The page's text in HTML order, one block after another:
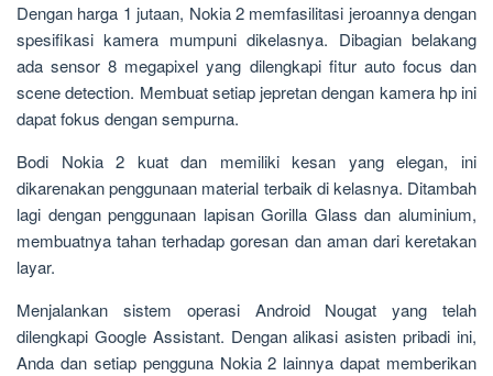
Dengan harga 1 jutaan, Nokia 2 memfasilitasi jeroannya dengan
spesifikasi kamera mumpuni dikelasnya. Dibagian belakang
ada sensor 8 megapixel yang dilengkapi fitur auto focus dan
scene detection. Membuat setiap jepretan dengan kamera hp ini
dapat fokus dengan sempurna.
Bodi Nokia 2 kuat dan memiliki kesan yang elegan, ini
dikarenakan penggunaan material terbaik di kelasnya. Ditambah
lagi dengan penggunaan lapisan Gorilla Glass dan aluminium,
membuatnya tahan terhadap goresan dan aman dari keretakan
layar.
Menjalankan sistem operasi Android Nougat yang telah
dilengkapi Google Assistant. Dengan alikasi asisten pribadi ini,
Anda dan setiap pengguna Nokia 2 lainnya dapat memberikan